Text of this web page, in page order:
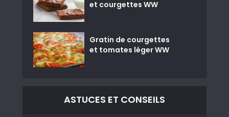
et courgettes WW
Gratin de courgettes
et tomates léger WW
ASTUCES ET CONSEILS